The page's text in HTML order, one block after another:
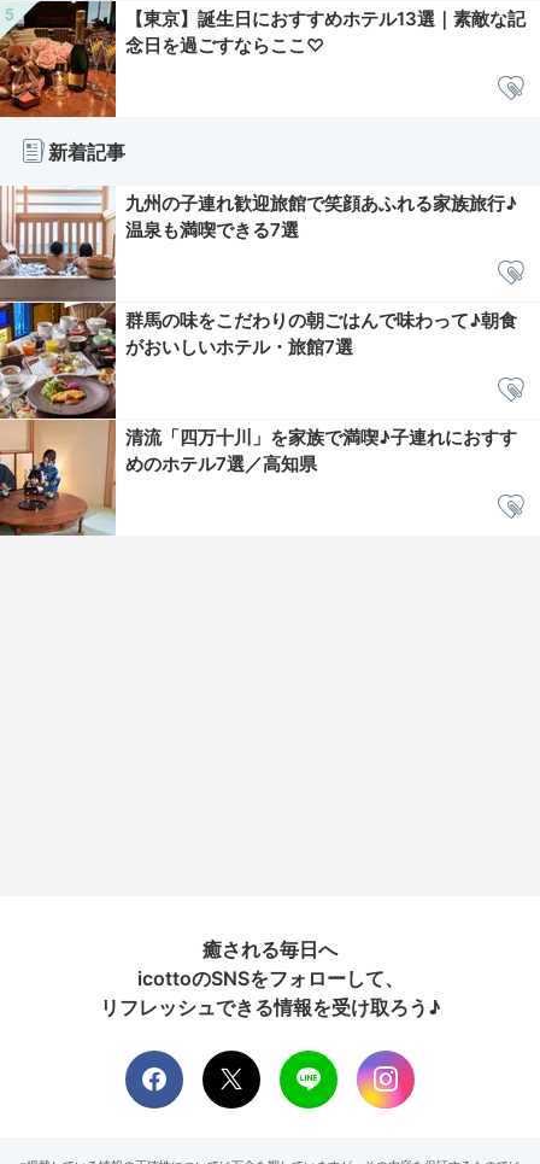
【東京】誕生日におすすめホテル13選｜素敵な記
念日を過ごすならここ♡
新着記事
九州の子連れ歓迎旅館で笑顔あふれる家族旅行♪
温泉も満喫できる7選
群馬の味をこだわりの朝ごはんで味わって♪朝食
がおいしいホテル・旅館7選
清流「四万十川」を家族で満喫♪子連れにおすす
めのホテル7選／高知県
癒される毎日へ
icottoのSNSをフォローして、
リフレッシュできる情報を受け取ろう♪